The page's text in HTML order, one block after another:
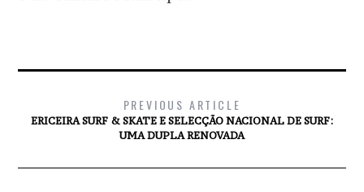
PREVIOUS ARTICLE
ERICEIRA SURF & SKATE E SELECÇÃO NACIONAL DE SURF:
UMA DUPLA RENOVADA